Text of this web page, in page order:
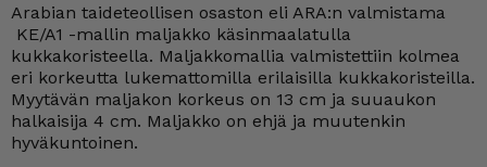
cm
määrä
Arabian taideteollisen osaston eli ARA:n valmistama
KE/A1 -mallin maljakko käsinmaalatulla
kukkakoristeella. Maljakkomallia valmistettiin kolmea
eri korkeutta lukemattomilla erilaisilla kukkakoristeilla.
Myytävän maljakon korkeus on 13 cm ja suuaukon
halkaisija 4 cm. Maljakko on ehjä ja muutenkin
hyväkuntoinen.